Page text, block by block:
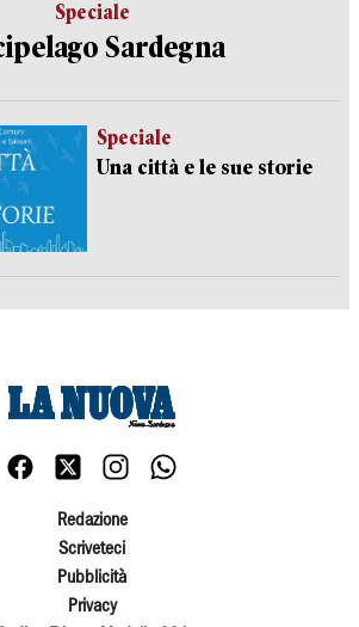
Speciale
Sardegna
Speciale
Una città e le sue storie
Redazione
Scriveteci
Pubblicità
Privacy